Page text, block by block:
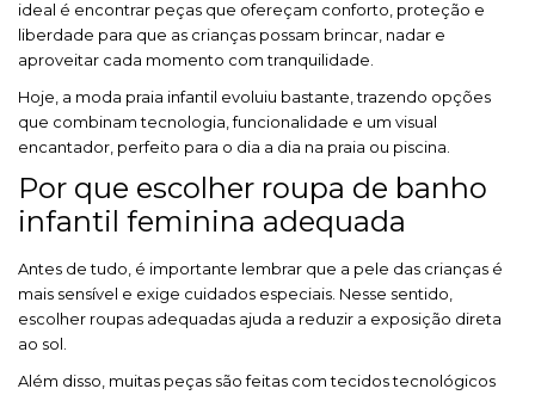
ideal é encontrar peças que ofereçam conforto, proteção e
liberdade para que as crianças possam brincar, nadar e
aproveitar cada momento com tranquilidade.
Hoje, a moda praia infantil evoluiu bastante, trazendo opções
que combinam tecnologia, funcionalidade e um visual
encantador, perfeito para o dia a dia na praia ou piscina.
Por que escolher roupa de banho
infantil feminina adequada
Antes de tudo, é importante lembrar que a pele das crianças é
mais sensível e exige cuidados especiais. Nesse sentido,
escolher roupas adequadas ajuda a reduzir a exposição direta
ao sol.
Além disso, muitas peças são feitas com tecidos tecnológicos